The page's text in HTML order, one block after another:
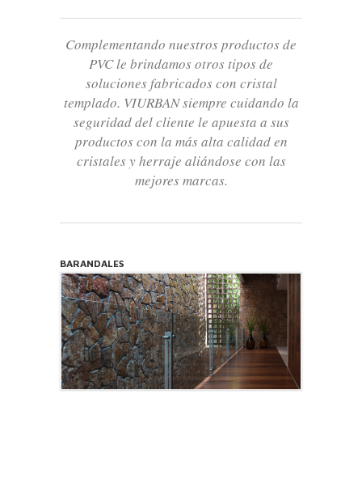
Complementando nuestros productos de
PVC le brindamos otros tipos de
soluciones fabricados con cristal
templado. VIURBAN siempre cuidando la
seguridad del cliente le apuesta a sus
productos con la más alta calidad en
cristales y herraje aliándose con las
mejores marcas.
BARANDALES